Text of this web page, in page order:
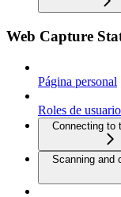
Web Capture
Página personal
Roles de usuario
Connecting to
Scanning and